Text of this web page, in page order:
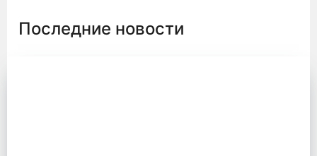
Последние новости